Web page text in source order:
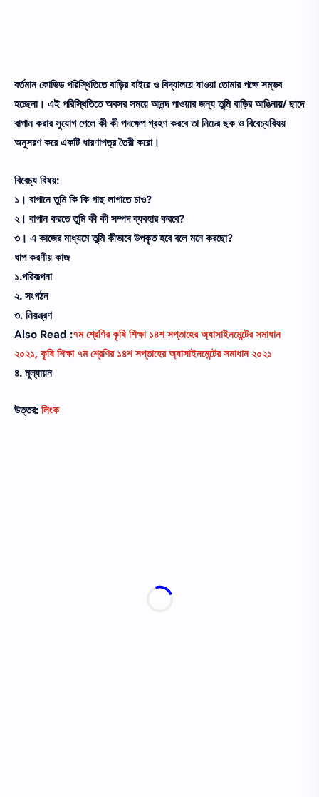
বর্তমান কোভিড পরিস্থিতিতে বাড়ির বাইরে ও বিদ্যালয়ে যাওয়া তোমার পক্ষে সম্ভব
হচ্ছেনা। এই পরিস্থিতিতে অবসর সময়ে আনন্দ পাওয়ার জন্য তুমি বাড়ির আঙিনায়/ ছাদে
বাগান করার সুযোগ পেলে কী কী পদক্ষেপ গ্রহণ করবে তা নিচের ছক ও বিবেচ্যবিষয়
অনুসরণ করে একটি ধারণাপত্র তৈরী করো।
বিবেচ্য বিষয়:
১। বাগানে তুমি কি কি গাছ লাগাতে চাও?
২। বাগান করতে তুমি কী কী সম্পদ ব্যবহার করবে?
৩। এ কাজের মাধ্যমে তুমি কীভাবে উপকৃত হবে বলে মনে করছো?
ধাপ করণীয় কাজ
১.পরিকল্পনা
২. সংগঠন
৩. নিয়ন্ত্রণ
Also Read :৭ম শ্রেণির কৃষি শিক্ষা ১৪শ সপ্তাহের অ্যাসাইনমেন্টের সমাধান
২০২১, কৃষি শিক্ষা ৭ম শ্রেণির ১৪শ সপ্তাহের অ্যাসাইনমেন্টের সমাধান ২০২১
৪. মূল্যায়ন
উত্তর: লিংক